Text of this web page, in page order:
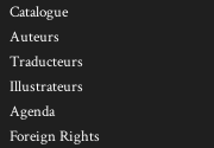
Catalogue
Auteurs
Traducteurs
Illustrateurs
Agenda
Foreign Rights